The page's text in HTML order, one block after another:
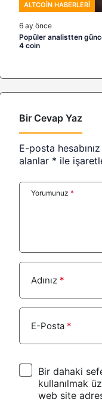
ALTCOIN HABERLERI
6 ay önce
Popüler analistten
4 coin
Bir Cevap Yaz
E-posta
alanlar * ile
Yorumunuz *
Adınız *
E-Posta *
Bir dahaki
kullanılmak
web site